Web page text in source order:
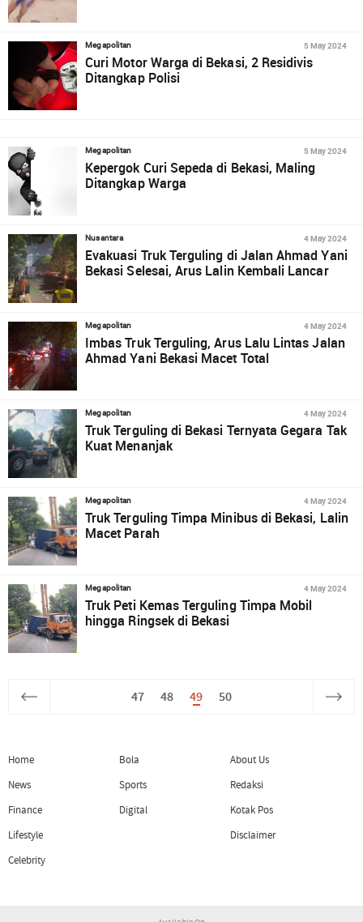
Megapolitan 5 May 2024
Curi Motor Warga di Bekasi, 2 Residivis
Ditangkap Polisi
Megapolitan 5 May 2024
Kepergok Curi Sepeda di Bekasi, Maling
Ditangkap Warga
Nusantara 4 May 2024
Evakuasi Truk Terguling di Jalan Ahmad Yani
Bekasi Selesai, Arus Lalin Kembali Lancar
Megapolitan 4 May 2024
Imbas Truk Terguling, Arus Lalu Lintas Jalan
Ahmad Yani Bekasi Macet Total
Megapolitan 4 May 2024
Truk Terguling di Bekasi Ternyata Gegara Tak
Kuat Menanjak
Megapolitan 4 May 2024
Truk Terguling Timpa Minibus di Bekasi, Lalin
Macet Parah
Megapolitan 4 May 2024
Truk Peti Kemas Terguling Timpa Mobil
hingga Ringsek di Bekasi
47 48 49 50
Home
News
Finance
Lifestyle
Celebrity
Bola
Sports
Digital
About Us
Redaksi
Kotak Pos
Disclaimer